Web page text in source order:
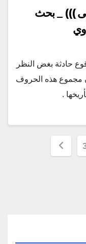
))) _ بحث
حادثة بغض النظر
مجموع هذه الحروف
.